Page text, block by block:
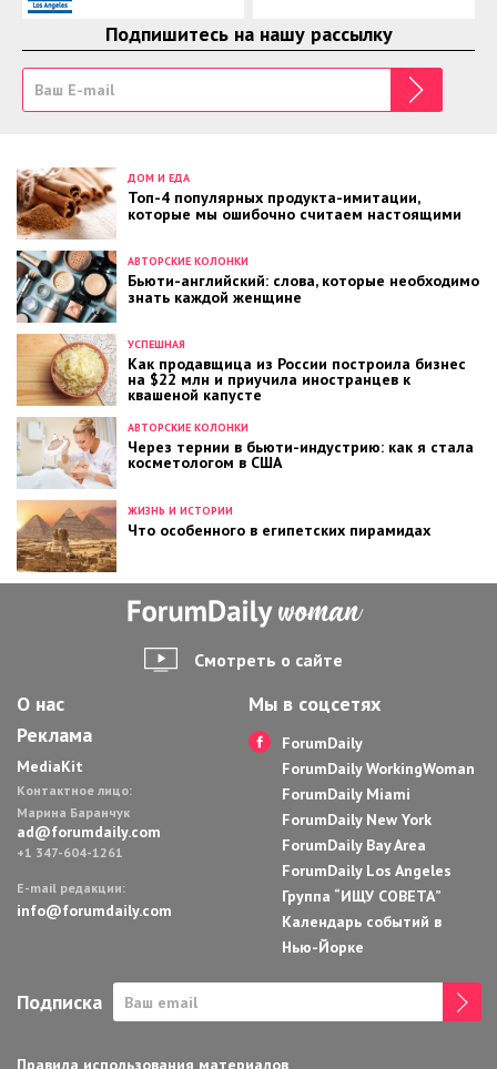
Подпишитесь на нашу рассылку
ДОМ И ЕДА
Топ-4 популярных продукта-имитации,
которые мы ошибочно считаем настоящими
АВТОРСКИЕ КОЛОНКИ
Бьюти-английский: слова, которые необходимо
знать каждой женщине
АВТОРСКИЕ КОЛОНКИ
Через тернии в бьюти-индустрию: как я стала
косметологом в США
УСПЕШНАЯ
Как продавщица из России построила бизнес
на $22 млн и приучила иностранцев к
квашеной капусте
ЖИЗНЬ И ИСТОРИИ
Что особенного в египетских пирамидах
Смотреть о сайте
О нас
Реклама
MediaKit
Контактное лицо:
Марина Баранчук
ad@forumdaily.com
+1 347-604-1261
E-mail редакции:
info@forumdaily.com
Мы в соцсетях
ForumDaily
ForumDaily WorkingWoman
ForumDaily Miami
ForumDaily New York
ForumDaily Bay Area
ForumDaily Los Angeles
Группа “ИЩУ СОВЕТА”
Календарь событий в
Нью-Йорке
Подписка
Правила использования материалов